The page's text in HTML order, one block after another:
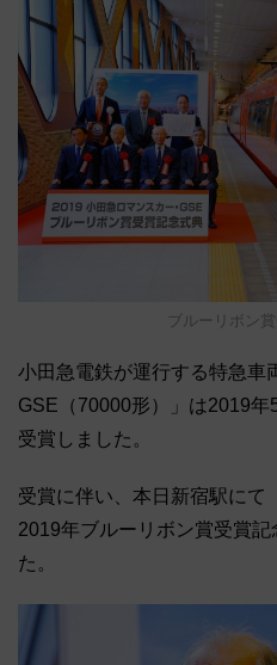
ブルーリボン
小田急電鉄が運行する特急車
GSE（70000形）」は2019
受賞しました。
受賞に伴い、本日新宿駅にて
2019年ブルーリボン賞受賞
た。